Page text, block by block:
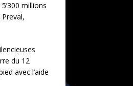
millions
du 12
avec l’aide